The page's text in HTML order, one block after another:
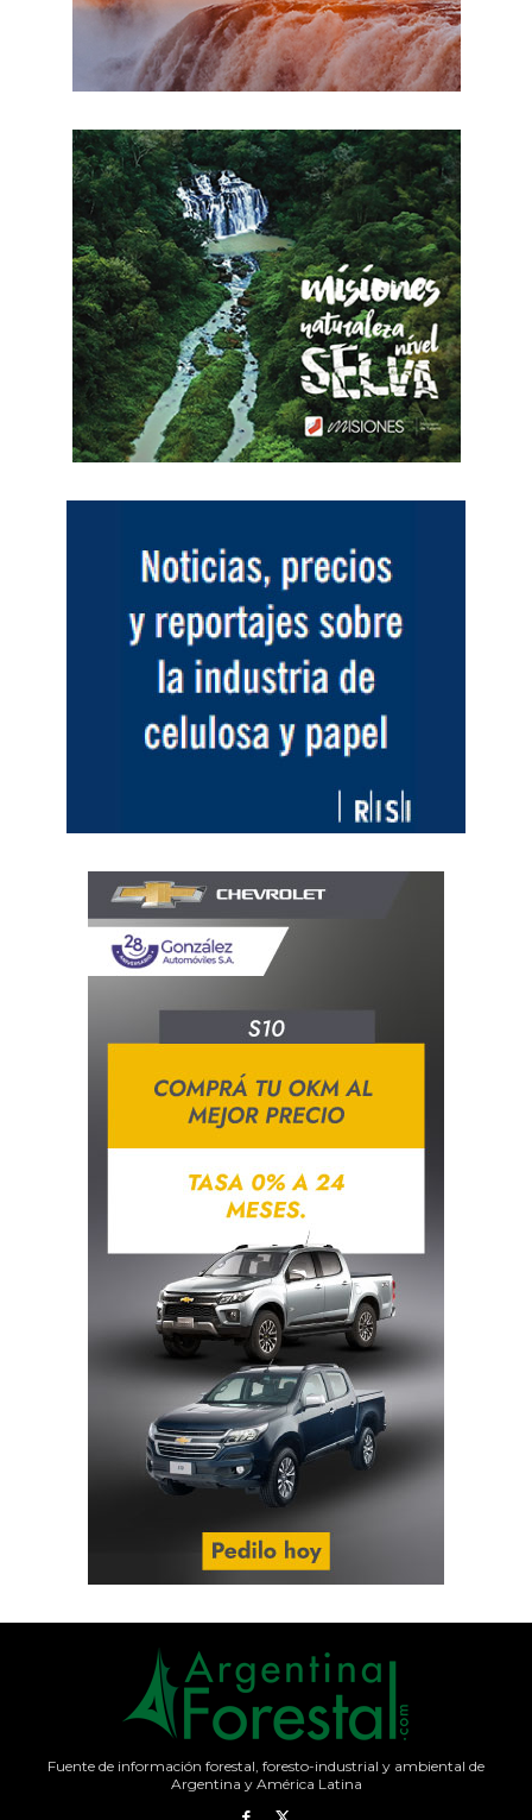
Fuente de información forestal, foresto-industrial y ambiental de
Argentina y América Latina